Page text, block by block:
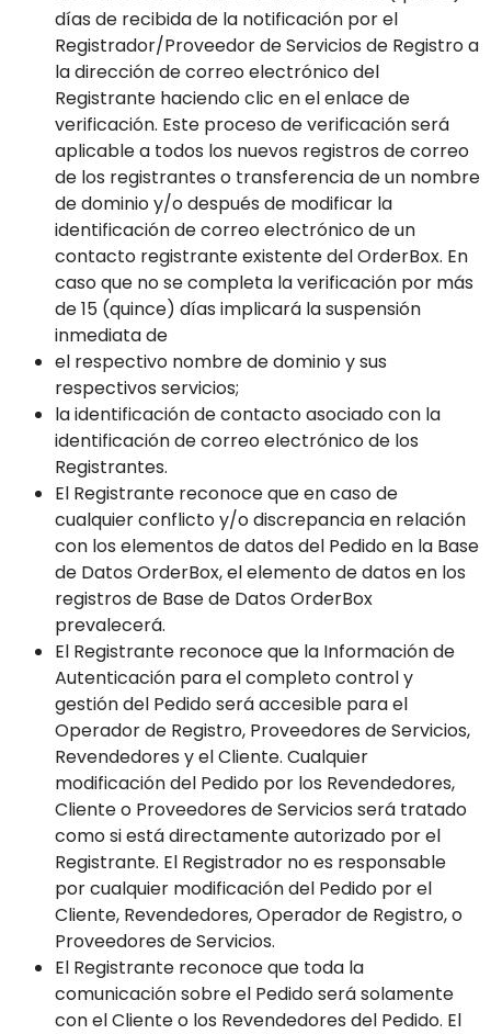
días de recibida de la notificación por el
Registrador/Proveedor de Servicios de Registro a
la dirección de correo electrónico del
Registrante haciendo clic en el enlace de
verificación. Este proceso de verificación será
aplicable a todos los nuevos registros de correo
de los registrantes o transferencia de un nombre
de dominio y/o después de modificar la
identificación de correo electrónico de un
contacto registrante existente del OrderBox. En
caso que no se completa la verificación por más
de 15 (quince) días implicará la suspensión
inmediata de
el respectivo nombre de dominio y sus
respectivos servicios;
la identificación de contacto asociado con la
identificación de correo electrónico de los
Registrantes.
El Registrante reconoce que en caso de
cualquier conflicto y/o discrepancia en relación
con los elementos de datos del Pedido en la Base
de Datos OrderBox, el elemento de datos en los
registros de Base de Datos OrderBox
prevalecerá.
El Registrante reconoce que la Información de
Autenticación para el completo control y
gestión del Pedido será accesible para el
Operador de Registro, Proveedores de Servicios,
Revendedores y el Cliente. Cualquier
modificación del Pedido por los Revendedores,
Cliente o Proveedores de Servicios será tratado
como si está directamente autorizado por el
Registrante. El Registrador no es responsable
por cualquier modificación del Pedido por el
Cliente, Revendedores, Operador de Registro, o
Proveedores de Servicios.
El Registrante reconoce que toda la
comunicación sobre el Pedido será solamente
con el Cliente o los Revendedores del Pedido. El